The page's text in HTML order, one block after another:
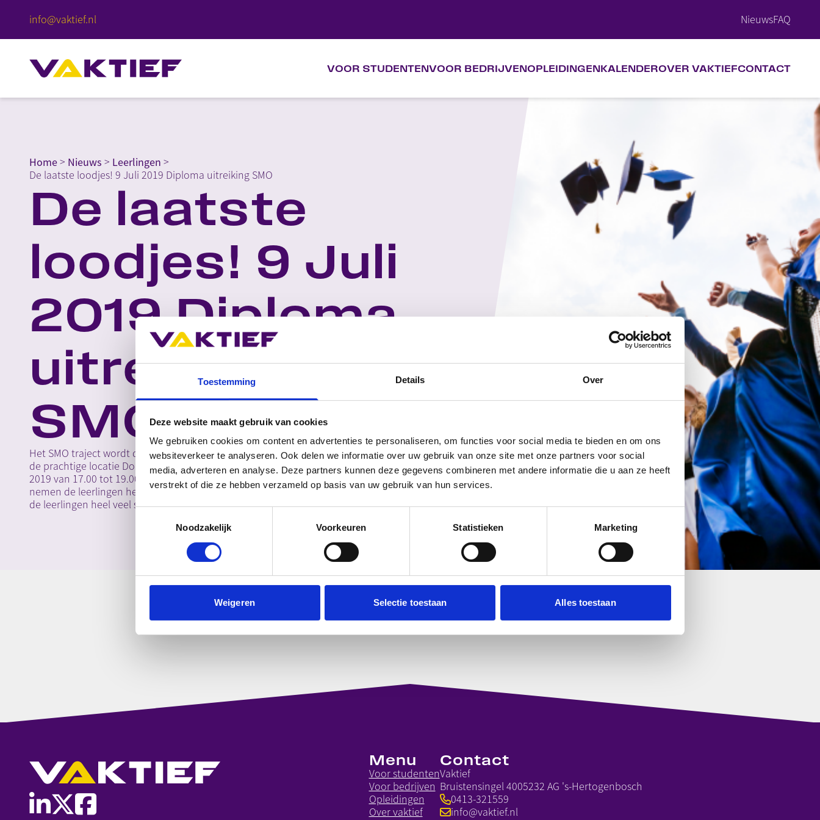
Toestemming Details Over
Deze website maakt gebruik van cookies
We gebruiken cookies om content en advertenties te personaliseren, om functies voor social media te bieden en om ons
websiteverkeer te analyseren. Ook delen we informatie over uw gebruik van onze site met onze partners voor social
media, adverteren en analyse. Deze partners kunnen deze gegevens combineren met andere informatie die u aan ze heeft
verstrekt of die ze hebben verzameld op basis van uw gebruik van hun services.
Noodzakelijk
Voorkeuren Statistieken Marketing
Weigeren Selectie toestaan Alles toestaan
info@vaktief.nl NieuwsFAQ
VOOR STUDENTENVOOR BEDRIJVENOPLEIDINGENKALENDEROVER VAKTIEFCONTACT
VOOR STUDENTEN
CONTACT
Home> Nieuws > Leerlingen >
De laatste loodjes! 9 Juli 2019 Diploma uitreiking SMO
De laatste
loodjes! 9 Juli
2019 Diploma
uitreiking
SMO
Het SMO traject wordt dit jaar feestelijk afgesloten met een diploma uitreiking op
de prachtige locatie Dome X in Oss. De diploma uitreiking zal plaatsvinden op 9 juli
2019 van 17.00 tot 19.00 uur. In gezelschap van vrienden, familie en opleiders
nemen de leerlingen het welverdiende diploma in ontvangst. Tot die tijd wensen we
de leerlingen heel veel succes met de laatste loodjes!
Menu
Voor studenten
Voor bedrijven
Opleidingen
Over vaktief
Contact
Vaktief
Bruistensingel 4005232 AG 's-Hertogenbosch
0413-321559
info@vaktief.nl